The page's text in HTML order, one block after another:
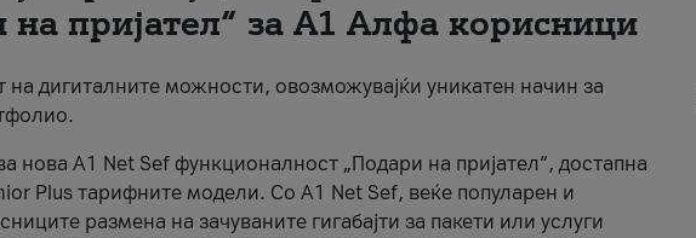
пријател“ за А1 Алфа корисници
дигиталните можности, овозможувајќи уникатен начин за
нова A1 Net Sef функционалност „Подари на пријател“, достапна
Plus тарифните модели. Со A1 Net Sef, веќе популарен и
размена на зачуваните гигабајти за пакети или услуги